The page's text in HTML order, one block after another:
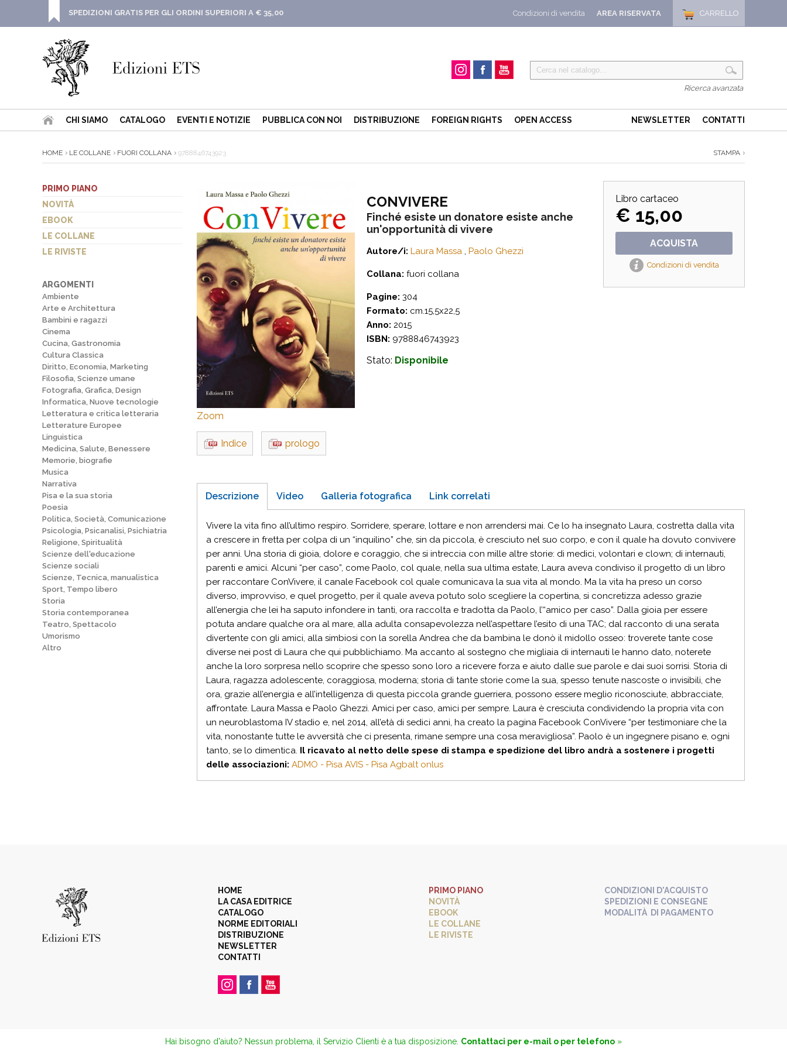
CARRELLO
AREA RISERVATA
Condizioni di vendita
SPEDIZIONI GRATIS PER GLI ORDINI SUPERIORI A € 35,00
Ricerca avanzata
CHI SIAMO CATALOGO EVENTI E NOTIZIE PUBBLICA CON NOI DISTRIBUZIONE FOREIGN RIGHTS OPEN ACCESS NEWSLETTER CONTATTI
HOME LE COLLANE FUORI COLLANA 9788846743923 STAMPA
PRIMO PIANO
NOVITÀ
EBOOK
LE COLLANE
LE RIVISTE
ARGOMENTI
Ambiente
Arte e Architettura
Bambini e ragazzi
Cinema
Cucina, Gastronomia
Cultura Classica
Diritto, Economia, Marketing
Filosofia, Scienze umane
Fotografia, Grafica, Design
Informatica, Nuove tecnologie
Letteratura e critica letteraria
Letterature Europee
Linguistica
Medicina, Salute, Benessere
Memorie, biografie
Musica
Narrativa
Pisa e la sua storia
Poesia
Politica, Società, Comunicazione
Psicologia, Psicanalisi, Psichiatria
Religione, Spiritualità
Scienze dell'educazione
Scienze sociali
Scienze, Tecnica, manualistica
Sport, Tempo libero
Storia
Storia contemporanea
Teatro, Spettacolo
Umorismo
Altro
Libro cartaceo
€ 15,00
ACQUISTA
Condizioni di vendita
Zoom
CONVIVERE
Finché esiste un donatore esiste anche
un'opportunità di vivere
Autore/i: Laura Massa , Paolo Ghezzi
Collana: fuori collana
Pagine: 304
Formato: cm.15,5x22,5
Anno: 2015
ISBN: 9788846743923
Stato: Disponibile
Indice prologo
Descrizione Video Galleria fotografica Link correlati
Vivere la vita fino all’ultimo respiro. Sorridere, sperare, lottare e non arrendersi mai. Ce lo ha insegnato Laura, costretta dalla vita
a crescere in fretta per colpa di un “inquilino” che, sin da piccola, è cresciuto nel suo corpo, e con il quale ha dovuto convivere
per anni. Una storia di gioia, dolore e coraggio, che si intreccia con mille altre storie: di medici, volontari e clown; di internauti,
parenti e amici. Alcuni “per caso”, come Paolo, col quale, nella sua ultima estate, Laura aveva condiviso il progetto di un libro
per raccontare ConVivere, il canale Facebook col quale comunicava la sua vita al mondo. Ma la vita ha preso un corso
diverso, improvviso, e quel progetto, per il quale aveva potuto solo scegliere la copertina, si concretizza adesso grazie
all’energia che lei ha saputo infondere in tanti, ora raccolta e tradotta da Paolo, l’“amico per caso”. Dalla gioia per essere
potuta andare qualche ora al mare, alla adulta consapevolezza nell’aspettare l’esito di una TAC; dal racconto di una serata
divertente con gli amici, alla simbiosi con la sorella Andrea che da bambina le donò il midollo osseo: troverete tante cose
diverse nei post di Laura che qui pubblichiamo. Ma accanto al sostegno che migliaia di internauti le hanno dato, noterete
anche la loro sorpresa nello scoprire che spesso sono loro a ricevere forza e aiuto dalle sue parole e dai suoi sorrisi. Storia di
Laura, ragazza adolescente, coraggiosa, moderna; storia di tante storie come la sua, spesso tenute nascoste o invisibili, che
ora, grazie all’energia e all’intelligenza di questa piccola grande guerriera, possono essere meglio riconosciute, abbracciate,
affrontate. Laura Massa e Paolo Ghezzi. Amici per caso, amici per sempre. Laura è cresciuta condividendo la propria vita con
un neuroblastoma IV stadio e, nel 2014, all’età di sedici anni, ha creato la pagina Facebook ConVivere “per testimoniare che la
vita, nonostante tutte le avversità che ci presenta, rimane sempre una cosa meravigliosa”. Paolo è un ingegnere pisano e, ogni
tanto, se lo dimentica. Il ricavato al netto delle spese di stampa e spedizione del libro andrà a sostenere i progetti
delle associazioni: ADMO - Pisa AVIS - Pisa Agbalt onlus
HOME
LA CASA EDITRICE
CATALOGO
NORME EDITORIALI
DISTRIBUZIONE
NEWSLETTER
CONTATTI
PRIMO PIANO
NOVITÀ
EBOOK
LE COLLANE
LE RIVISTE
CONDIZIONI D'ACQUISTO
SPEDIZIONI E CONSEGNE
MODALITÀ DI PAGAMENTO
Hai bisogno d'aiuto? Nessun problema, il Servizio Clienti è a tua disposizione. Contattaci per e-mail o per telefono »